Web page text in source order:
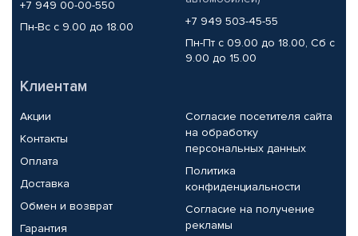
+7 949 00-00-550
Пн-Вс с 9.00 до 18.00
+7 949 503-45-55
Пн-Пт с 09.00 до 18.00, Сб с
9.00 до 15.00
Клиентам
Акции
Контакты
Оплата
Доставка
Обмен и возврат
Гарантия
Согласие посетителя сайта
на обработку
персональных данных
Политика
конфиденциальности
Согласие на получение
рекламы